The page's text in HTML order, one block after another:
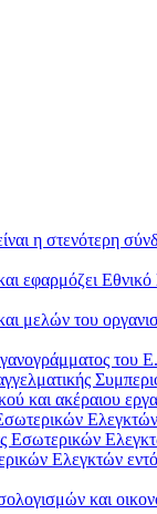
η στενότερη
Eθνικό
μελών του
του
και ακέραιου
Ελεγκτών
Εσωτερικών
Ελεγκτών
και